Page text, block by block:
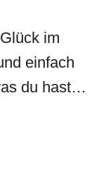
im
einfach
du hast…